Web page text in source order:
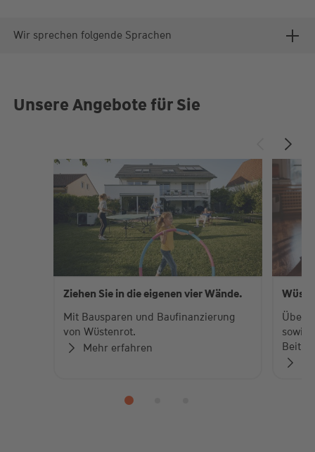
Wir sprechen folgende Sprachen
Unsere Angebote für Sie
Ziehen Sie in die eigenen vier Wände.
Mit Bausparen und Baufinanzierung
von Wüstenrot.
Mehr erfahren
Über
sowie